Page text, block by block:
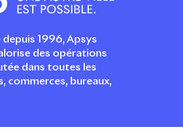
depuis 1996, Apsys
des opérations
dans toutes les
commerces, bureaux,